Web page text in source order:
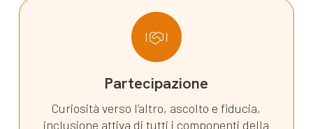
Partecipazione
Curiosità verso l’altro, ascolto e fiducia,
inclusione attiva di tutti i componenti della